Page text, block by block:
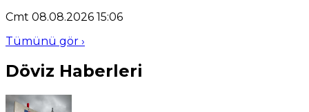
Cmt 08.08.2026 15:06
Tümünü gör ›
Döviz Haberleri